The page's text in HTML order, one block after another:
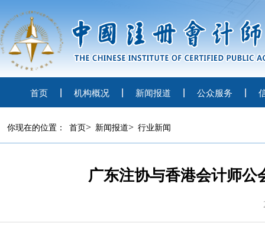
首页 机构概况 新闻报道 公众服务
你现在的位置： 首页> 新闻报道> 行业新闻
广东注协与香港会计师公